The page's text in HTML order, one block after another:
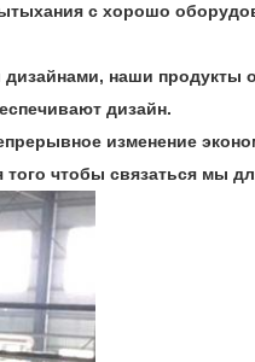
с хорошо
наши продукты
дизайн.
изменение
чтобы связаться мы